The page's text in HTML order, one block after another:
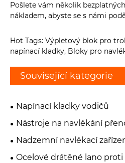
Pošlete vám několik
nákladem, abyste se s námi
Hot Tags: Výpletový blok pro
napínací kladky, Bloky pro
Související kategorie
Napínací kladky vodičů
Nástroje na navlékání
Nadzemní navlékací
Ocelové drátěné lano